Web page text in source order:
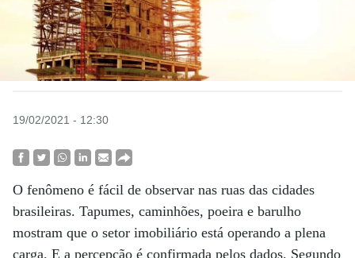
19/02/2021 - 12:30
O fenômeno é fácil de observar nas ruas das cidades
brasileiras. Tapumes, caminhões, poeira e barulho
mostram que o setor imobiliário está operando a plena
carga. E a percepção é confirmada pelos dados. Segundo